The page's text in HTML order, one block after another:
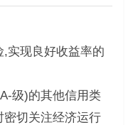
实现良好收益率的
级)的其他信用类
密切关注经济运行